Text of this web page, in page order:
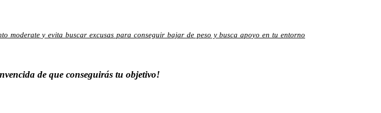
moderate y evita buscar excusas para conseguir bajar de peso y busca apoyo en tu entorno
de que conseguirás tu objetivo!